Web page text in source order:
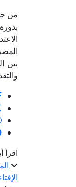
من
بين
اقرأ